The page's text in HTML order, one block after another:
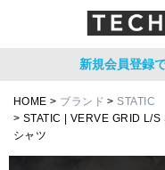
新規会員登録
HOME ブランド
STATIC
STATIC | VERVE GRID L/
シャツ